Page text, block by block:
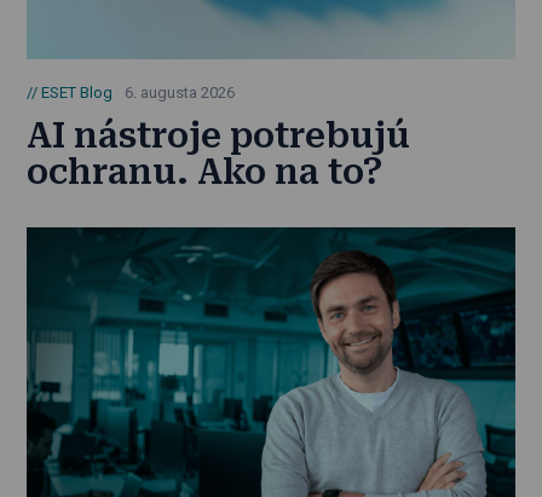
ESET Blog 6. augusta 2026
AI nástroje potrebujú
ochranu. Ako na to?